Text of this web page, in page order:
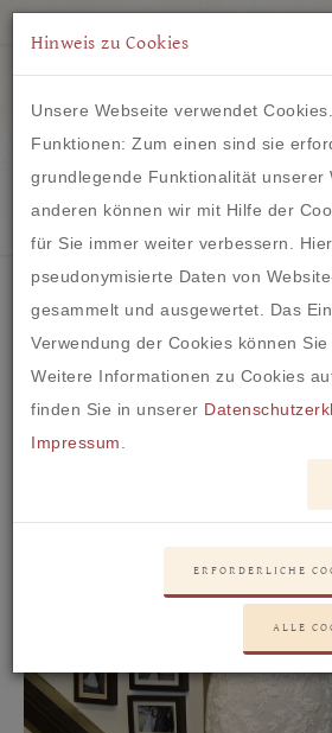
IM HERZEN VON
Brautkleid #51 -
Hinweis zu Cookies
Unsere Webseite verwendet
Funktionen: Zum einen sind sie
grundlegende Funktionalität unserer
anderen können wir mit Hilfe der
für Sie immer weiter verbessern.
pseudonymisierte Daten von
gesammelt und ausgewertet. Das
Verwendung der Cookies können
Weitere Informationen zu Cookies
finden Sie in unserer
Impressum
ERFORDERLICHE
ALLE